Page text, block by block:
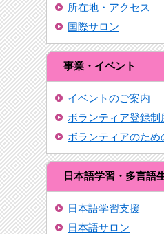
所在地・アクセス
国際サロン
事業・イベント
イベントのご案内
ボランティア登録制
ボランティアのため
日本語学習・多言語
日本語学習支援
日本語サロン